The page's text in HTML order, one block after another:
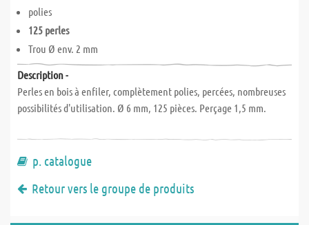
polies
125 perles
Trou Ø env. 2 mm
Description -
Perles en bois à enfiler, complètement polies, percées, nombreuses
possibilités d'utilisation. Ø 6 mm, 125 pièces. Perçage 1,5 mm.
p. catalogue
Retour vers le groupe de produits